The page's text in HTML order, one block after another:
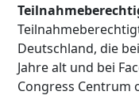
Deutschland, die
Jahre alt und bei
Congress Centrum